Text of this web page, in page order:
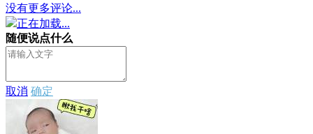
没有更多评论...
正在加载...
随便说点什么
取消 确定